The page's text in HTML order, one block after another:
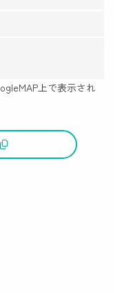
上で表示され